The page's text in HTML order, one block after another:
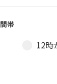
帯
12時